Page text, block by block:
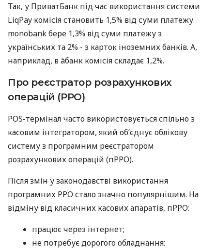
Так, у ПриватБанк під час використання системи
LiqPay комісія становить 1,5% від суми платежу.
monobank бере 1,3% від суми платежу з
українських та 2% - з карток іноземних банків. А,
наприклад, в àбанк комісія складає 1,2%.
Про реєстратор розрахункових
операцій (РРО)
POS-термінал часто використовується спільно з
касовим інтегратором, який об’єднує облікову
систему з програмним реєстратором
розрахункових операцій (пРРО).
Після змін у законодавстві використання
програмних РРО стало значно популярнішим. На
відміну від класичних касових апаратів, пРРО:
працює через інтернет;
не потребує дорогого обладнання;